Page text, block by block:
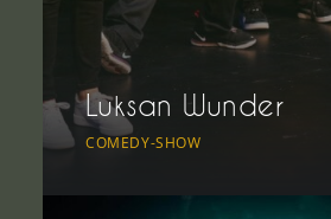
Luksan Wunder
COMEDY-SHOW